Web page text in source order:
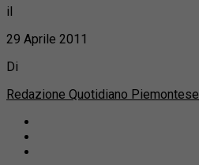
il
29 Aprile 2011
Di
Redazione Quotidiano Piemontese